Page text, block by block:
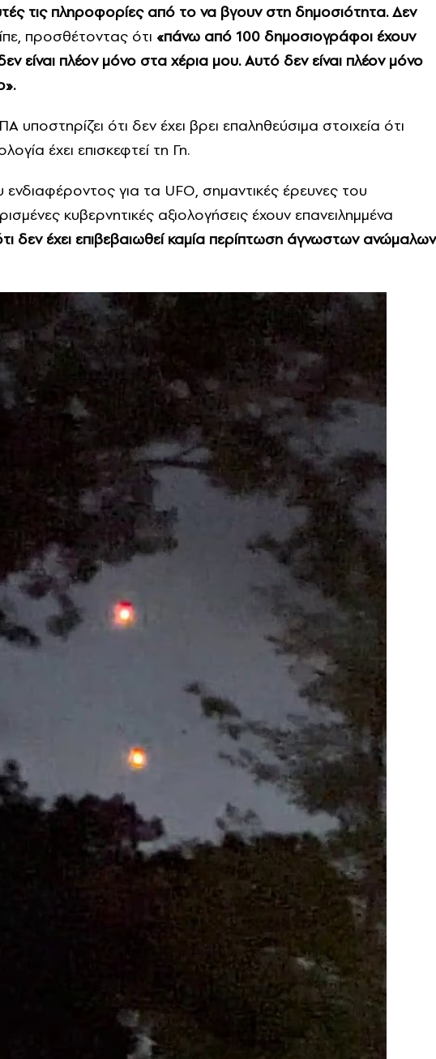
τις πληροφορίες από το να βγουν στη δημοσιότητα. Δεν
προσθέτοντας ότι «πάνω από 100 δημοσιογράφοι έχουν
είναι πλέον μόνο στα χέρια μου. Αυτό δεν είναι πλέον μόνο
ότι δεν έχει βρει επαληθεύσιμα στοιχεία ότι
έχει επισκεφτεί τη Γη.
για τα UFO, σημαντικές έρευνες του
κυβερνητικές αξιολογήσεις έχουν επανειλημμένα
δεν έχει επιβεβαιωθεί καμία περίπτωση άγνωστων ανώμαλων